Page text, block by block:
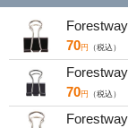
70円 （税込）
70円 （税込）